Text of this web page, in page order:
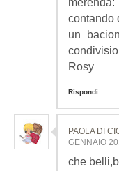
contando
un
Rosy
Rispondi
PAOLA DI
GENNAIO
che